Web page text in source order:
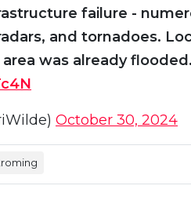
failure -
and tornadoes.
was already
October 30, 2024